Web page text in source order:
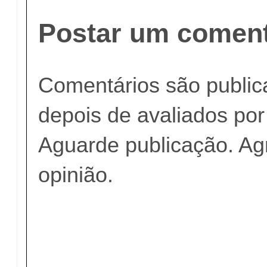
Postar um
Comentários são
depois de avaliados
Aguarde publicação.
opinião.